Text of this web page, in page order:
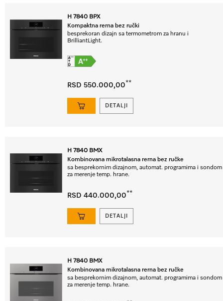
H 7840 BPX
Kompaktna rerna bez ručki
besprekoran dizajn sa termometrom za hranu i
BrilliantLight.
RSD 550.000,00**
DETALJI
H 7840 BMX
Kombinovana mikrotalasna rerna bez ručke
sa besprekornim dizajnom, automat. programima i sondom
za merenje temp. hrane.
RSD 440.000,00**
DETALJI
H 7840 BMX
Kombinovana mikrotalasna rerna bez ručke
sa besprekornim dizajnom, automat. programima i sondom
za merenje temp. hrane.